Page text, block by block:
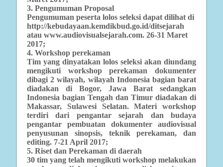
3. Pengumuman Proposal
Pengumuman peserta lolos seleksi dapat dilihat di
http://kebudayaan.kemdikbud.go.id/ditsejarah
atau www.audiovisualsejarah.com. 26-31 Maret
2017;
4. Workshop perekaman
Tim yang dinyatakan lolos seleksi akan diundang
mengikuti workshop perekaman dokumenter
dibagi 2 wilayah, wilayah Indonesia bagian barat
diadakan di Bogor, Jawa Barat sedangkan
Indonesia bagian Tengah dan Timur diadakan di
Makassar, Sulawesi Selatan. Materi workshop
terdiri dari pengantar sejarah dan budaya
pengantar pembuatan dokumenter audiovisual
penyusunan sinopsis, teknik perekaman, dan
editing. 7-21 April 2017;
5. Riset dan Perekaman di daerah
30 tim yang telah mengikuti workshop melakukan